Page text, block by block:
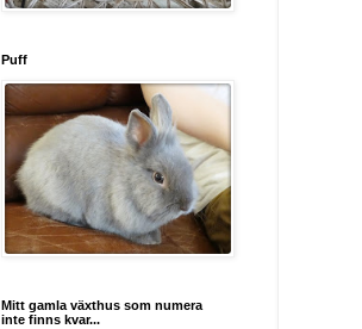
Puff
Mitt gamla växthus som numera
inte finns kvar...